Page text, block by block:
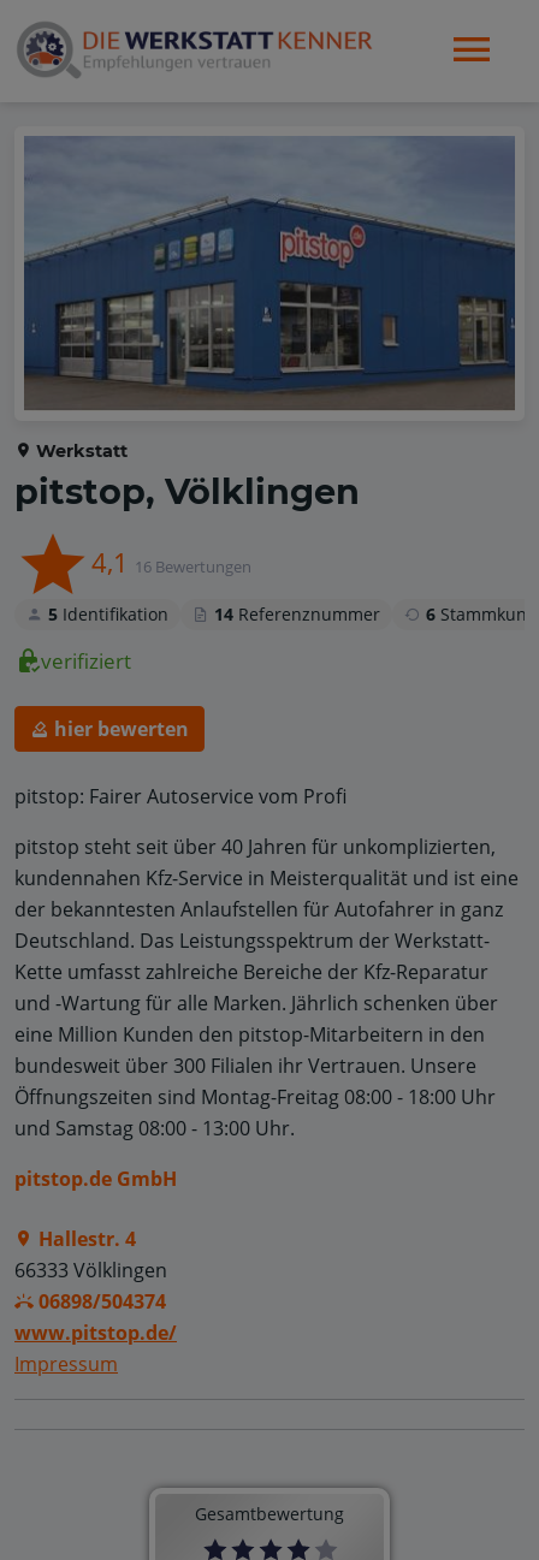
Werkstatt
pitstop, Völklingen
4,1 16 Bewertungen
5 Identifikation 14 Referenznummer 6
verifiziert
hier bewerten
pitstop: Fairer Autoservice vom Profi
pitstop steht seit über 40 Jahren für unkomplizierten,
kundennahen Kfz-Service in Meisterqualität und ist eine
der bekanntesten Anlaufstellen für Autofahrer in ganz
Deutschland. Das Leistungsspektrum der Werkstatt-
Kette umfasst zahlreiche Bereiche der Kfz-Reparatur
und -Wartung für alle Marken. Jährlich schenken über
eine Million Kunden den pitstop-Mitarbeitern in den
bundesweit über 300 Filialen ihr Vertrauen. Unsere
Öffnungszeiten sind Montag-Freitag 08:00 - 18:00 Uhr
und Samstag 08:00 - 13:00 Uhr.
pitstop.de GmbH
Hallestr. 4
66333 Völklingen
06898/504374
www.pitstop.de/
Impressum
Gesamtbewertung